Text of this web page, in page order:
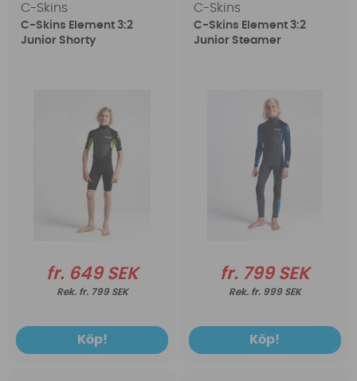
C-Skins
C-Skins Element 3:2
Junior Shorty
fr. 649 SEK
fr. 799 SEK
Köp!
C-Skins
C-Skins Element 3:2
Junior Steamer
fr. 799 SEK
fr. 999 SEK
Köp!